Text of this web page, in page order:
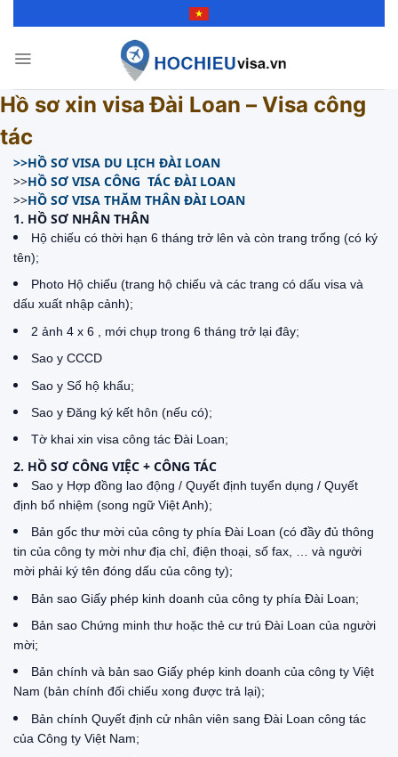
Hồ sơ xin visa Đài Loan – Visa công
tác
>>HỒ SƠ VISA DU LỊCH ĐÀI LOAN
>>HỒ SƠ VISA CÔNG TÁC ĐÀI LOAN
>>HỒ SƠ VISA THĂM THÂN ĐÀI LOAN
1. HỒ SƠ NHÂN THÂN
Hộ chiếu có thời hạn 6 tháng trở lên và còn trang trống (có ký
tên);
Photo Hộ chiếu (trang hộ chiếu và các trang có dấu visa và
dấu xuất nhập cảnh);
2 ảnh 4 x 6 , mới chụp trong 6 tháng trở lại đây;
Sao y CCCD
Sao y Sổ hộ khẩu;
Sao y Đăng ký kết hôn (nếu có);
Tờ khai xin visa công tác Đài Loan;
2. HỒ SƠ CÔNG VIỆC + CÔNG TÁC
Sao y Hợp đồng lao động / Quyết định tuyển dụng / Quyết
định bổ nhiệm (song ngữ Việt Anh);
Bản gốc thư mời của công ty phía Đài Loan (có đầy đủ thông
tin của công ty mời như địa chỉ, điện thoại, số fax, … và người
mời phải ký tên đóng dấu của công ty);
Bản sao Giấy phép kinh doanh của công ty phía Đài Loan;
Bản sao Chứng minh thư hoặc thẻ cư trú Đài Loan của người
mời;
Bản chính và bản sao Giấy phép kinh doanh của công ty Việt
Nam (bản chính đối chiếu xong được trả lại);
Bản chính Quyết định cử nhân viên sang Đài Loan công tác
của Công ty Việt Nam;